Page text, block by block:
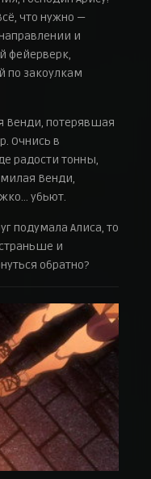
что нужно —
и
фейерверк,
закоулкам
Венди, потерявшая
Очнись в
радости тонны,
милая Венди,
убьют.
подумала Алиса, то
и
обратно?